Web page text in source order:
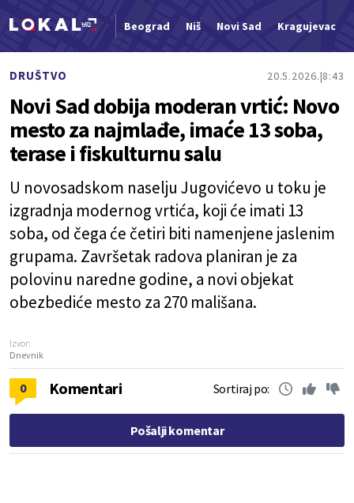
Beograd Niš Novi Sad Kragujevac
DRUŠTVO 20.5.2026. 8:43
Novi Sad dobija moderan vrtić: Novo
mesto za najmlađe, imaće 13 soba,
terase i fiskulturnu salu
U novosadskom naselju Jugovićevo u toku je
izgradnja modernog vrtića, koji će imati 13
soba, od čega će četiri biti namenjene jaslenim
grupama. Završetak radova planiran je za
polovinu naredne godine, a novi objekat
obezbediće mesto za 270 mališana.
Izvor:
Dnevnik
0 Komentari Sortiraj po:
Pošalji komentar